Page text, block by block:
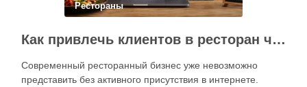
Рестораны
Как привлечь клиентов в ресторан через интернет: каким должен быть сайт и как эффективно использовать социальные сети
Современный ресторанный бизнес уже невозможно
представить без активного присутствия в интернете.